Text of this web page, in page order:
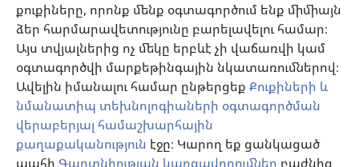
քուքիները, որոնք մենք օգտագործում ենք միմիայն
ձեր հարմարավետությունը բարելավելու համար։
Այս տվյալներից ոչ մեկը երբևէ չի վաճառվի կամ
օգտագործվի մարքեթինգային նկատառումներով։
Ավելին իմանալու համար ընթերցեք Քուքիների և
նմանատիպ տեխնոլոգիաների օգտագործման
վերաբերյալ համաշխարհային
քաղաքականություն էջը։ Կարող եք ցանկացած
պահի Գաղտնիության կարգավորումներ բաժնից
Օգտվելու կարգը սահմանված է կայքից օգտվելու պայմաններով։
Արտաքին տեսքի կարգավորումներ
Copyright © 2026 Watch Tower Bible and Tract Society of Pennsylvania.